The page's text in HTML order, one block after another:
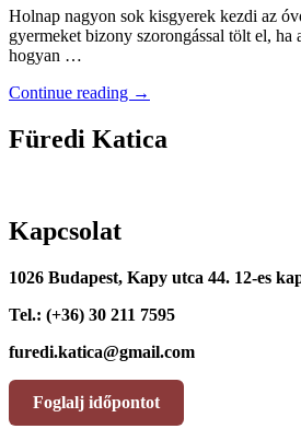
Holnap nagyon sok kisgyerek kezdi az
gyermeket bizony szorongással tölt el, ha
hogyan …
Continue reading →
Füredi Katica
Kapcsolat
1026 Budapest, Kapy utca 44. 12-es
Tel.: (+36) 30 211 7595
furedi.katica@gmail.com
Foglalj időpontot